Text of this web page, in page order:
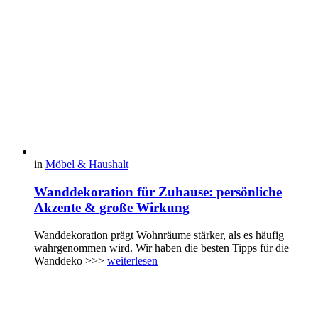
in Möbel & Haushalt
Wanddekoration für Zuhause: persönliche
Akzente & große Wirkung
Wanddekoration prägt Wohnräume stärker, als es häufig
wahrgenommen wird. Wir haben die besten Tipps für die
Wanddeko >>> weiterlesen